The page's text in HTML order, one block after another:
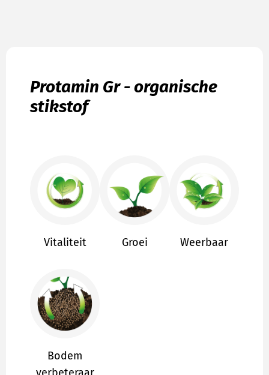
Protamin Gr - organische
stikstof
Vitaliteit Groei Weerbaar
Bodem